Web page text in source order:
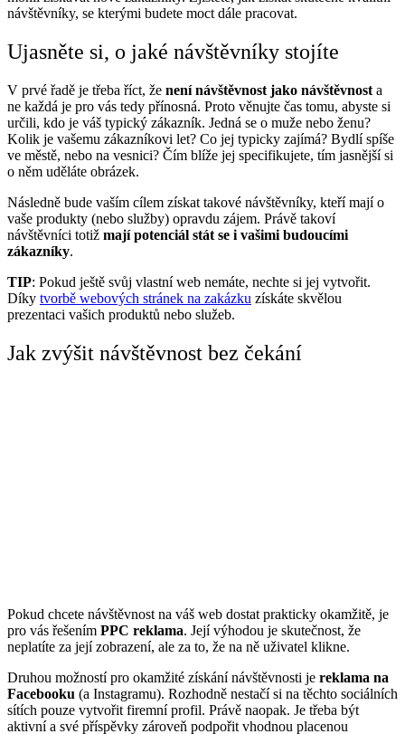
návštěvníky, se kterými budete moct dále pracovat.
Ujasněte si, o jaké návštěvníky stojíte
V prvé řadě je třeba říct, že není návštěvnost jako návštěvnost a
ne každá je pro vás tedy přínosná. Proto věnujte čas tomu, abyste si
určili, kdo je váš typický zákazník. Jedná se o muže nebo ženu?
Kolik je vašemu zákazníkovi let? Co jej typicky zajímá? Bydlí spíše
ve městě, nebo na vesnici? Čím blíže jej specifikujete, tím jasnější si
o něm uděláte obrázek.
Následně bude vaším cílem získat takové návštěvníky, kteří mají o
vaše produkty (nebo služby) opravdu zájem. Právě takoví
návštěvníci totiž mají potenciál stát se i vašimi budoucími
zákazníky.
TIP: Pokud ještě svůj vlastní web nemáte, nechte si jej vytvořit.
Díky tvorbě webových stránek na zakázku získáte skvělou
prezentaci vašich produktů nebo služeb.
Jak zvýšit návštěvnost bez čekání
Pokud chcete návštěvnost na váš web dostat prakticky okamžitě, je
pro vás řešením PPC reklama. Její výhodou je skutečnost, že
neplatíte za její zobrazení, ale za to, že na ně uživatel klikne.
Druhou možností pro okamžité získání návštěvnosti je reklama na
Facebooku (a Instagramu). Rozhodně nestačí si na těchto sociálních
sítích pouze vytvořit firemní profil. Právě naopak. Je třeba být
aktivní a své příspěvky zároveň podpořit vhodnou placenou